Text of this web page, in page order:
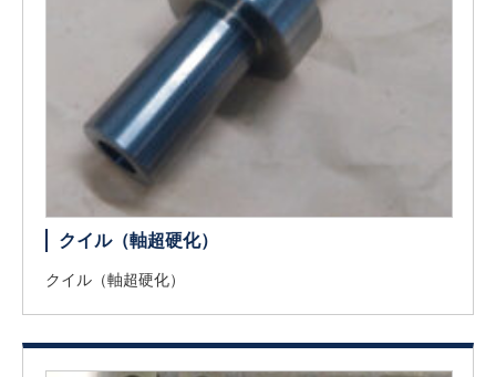
クイル（軸超硬化）
クイル（軸超硬化）